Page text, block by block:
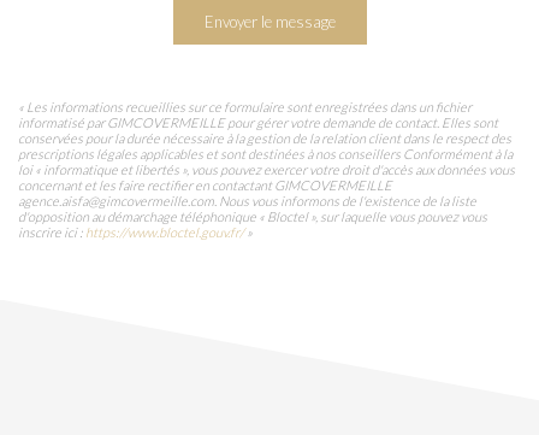
Envoyer le message
« Les informations recueillies sur ce formulaire sont enregistrées dans un fichier
informatisé par GIMCOVERMEILLE pour gérer votre demande de contact. Elles sont
conservées pour la durée nécessaire à la gestion de la relation client dans le respect des
prescriptions légales applicables et sont destinées à nos conseillers Conformément à la
loi « informatique et libertés », vous pouvez exercer votre droit d'accès aux données vous
concernant et les faire rectifier en contactant GIMCOVERMEILLE
agence.aisfa@gimcovermeille.com. Nous vous informons de l'existence de la liste
d'opposition au démarchage téléphonique « Bloctel », sur laquelle vous pouvez vous
inscrire ici : https://www.bloctel.gouv.fr/»